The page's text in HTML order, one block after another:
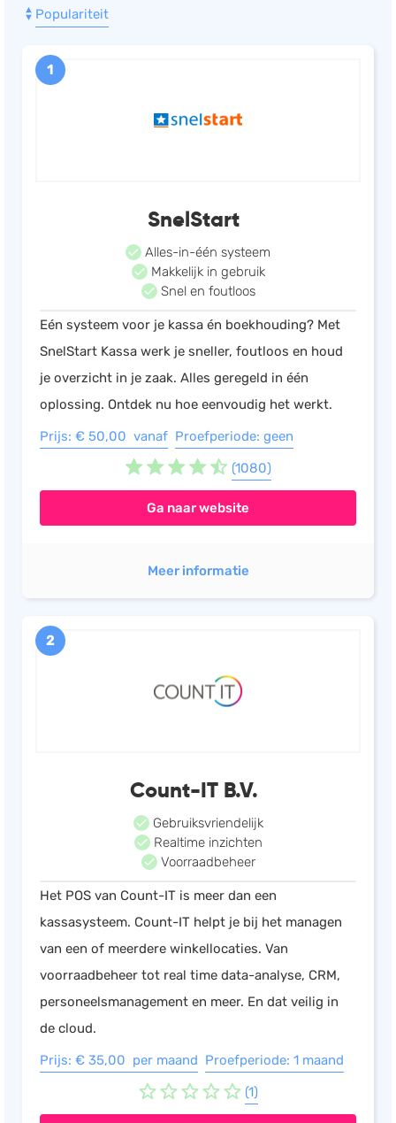
VoIP
Helpdesk
Populariteit
1
SnelStart
Alles-in-één systeem
Makkelijk in gebruik
Snel en foutloos
Eén systeem voor je kassa én boekhouding? Met
SnelStart Kassa werk je sneller, foutloos en houd
je overzicht in je zaak. Alles geregeld in één
oplossing. Ontdek nu hoe eenvoudig het werkt.
Prijs: € 50,00 vanaf Proefperiode: geen
(1080)
Ga naar website
Meer informatie
2
Count-IT B.V.
Gebruiksvriendelijk
Realtime inzichten
Voorraadbeheer
Het POS van Count-IT is meer dan een
kassasysteem. Count-IT helpt je bij het managen
van een of meerdere winkellocaties. Van
voorraadbeheer tot real time data-analyse, CRM,
personeelsmanagement en meer. En dat veilig in
de cloud.
Prijs: € 35,00 per maand Proefperiode: 1 maand
(1)